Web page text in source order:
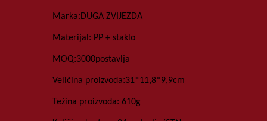
Marka:DUGA ZVIJEZDA
Materijal: PP + staklo
MOQ:3000postavlja
Veličina proizvoda:31*11,8*9,9cm
Težina proizvoda: 610g